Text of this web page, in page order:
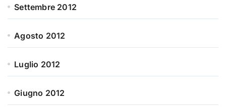
Settembre 2012
Agosto 2012
Luglio 2012
Giugno 2012